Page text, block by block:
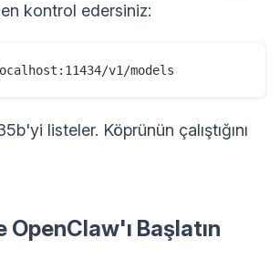
kontrol edersiniz:
listeler. Köprünün çalıştığını
OpenClaw'ı Başlatın